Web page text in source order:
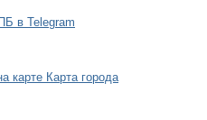
Карта города